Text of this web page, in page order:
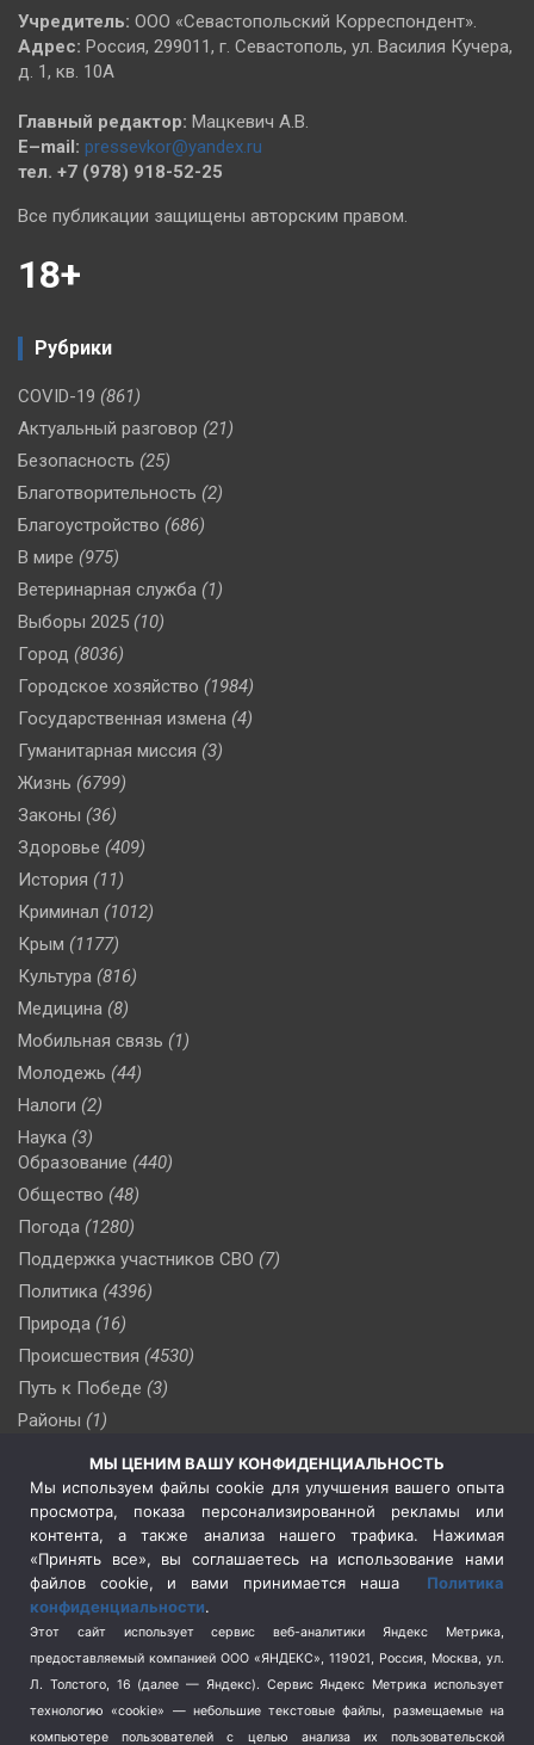
Учредитель: ООО «Севастопольский Корреспондент».
Адрес: Россия, 299011, г. Севастополь, ул. Василия Кучера,
д. 1, кв. 10А
Главный редактор: Мацкевич А.В.
E–mail: pressevkor@yandex.ru
тел. +7 (978) 918-52-25
Все публикации защищены авторским правом.
18+
Рубрики
COVID-19 (861)
Актуальный разговор (21)
Безопасность (25)
Благотворительность (2)
Благоустройство (686)
В мире (975)
Ветеринарная служба (1)
Выборы 2025 (10)
Город (8036)
Городское хозяйство (1984)
Государственная измена (4)
Гуманитарная миссия (3)
Жизнь (6799)
Законы (36)
Здоровье (409)
История (11)
Криминал (1012)
Крым (1177)
Культура (816)
Медицина (8)
Мобильная связь (1)
Молодежь (44)
Налоги (2)
Наука (3)
Образование (440)
Общество (48)
Погода (1280)
Поддержка участников СВО (7)
Политика (4396)
Природа (16)
Происшествия (4530)
Путь к Победе (3)
Районы (1)
(510)
Сельское хозяйство (3)
Социальная политика
(3)
Спецоперация в Украине
Спецоперация на Украине
(404)
Спорт (740)
Терроризм (1)
Транспорт (262)
МЫ ЦЕНИМ ВАШУ КОНФИДЕНЦИАЛЬНОСТЬ
Мы используем файлы cookie для улучшения вашего опыта
просмотра, показа персонализированной рекламы или
контента, а также анализа нашего трафика. Нажимая
«Принять все», вы соглашаетесь на использование нами
файлов cookie, и вами принимается наша Политика
конфиденциальности.
Этот сайт использует сервис веб-аналитики Яндекс Метрика,
предоставляемый компанией ООО «ЯНДЕКС», 119021, Россия, Москва, ул.
Л. Толстого, 16 (далее — Яндекс). Сервис Яндекс Метрика использует
технологию «cookie» — небольшие текстовые файлы, размещаемые на
компьютере пользователей с целью анализа их пользовательской